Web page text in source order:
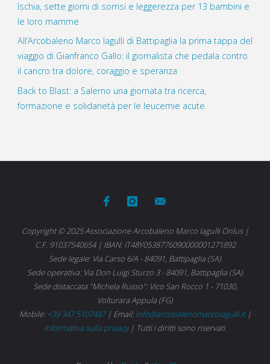
Ischia, sette giorni di sorrisi e leggerezza per 13 bambini e
le loro mamme
All’Arcobaleno Marco Iagulli di Battipaglia la prima tappa del
viaggio di Gianfranco Gallo: il giornalista che pedala contro
il cancro tra dolore, coraggio e speranza
Back to Blast: a Salerno una giornata tra ricerca,
formazione e solidarietà per le leucemie acute
Copyright © 2025 Associazione Arcobaleno Marco Iagulli Onlus |
C.F. 91037540654 | IBAN: IT48Y0538776090000001271892
Sede legale: Via Carso 6/A - 84091, Battipaglia (SA)
Sede operativa: Via Don Luigi Sturzo 3 - 84091, Battipaglia (SA)
Sede distaccata "Michela Russo": Vico San Rocco 1 - 71030,
Volturara Appula (FG)
Mobile: +39 347 5107487| Email:info@arcobalenomarcoiagulli.it|
Informativa sulla privacy| Tutti i diritti sono riservati.